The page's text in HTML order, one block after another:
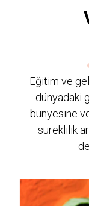
Eğitim ve
dünyadaki
bünyesine
süreklilik